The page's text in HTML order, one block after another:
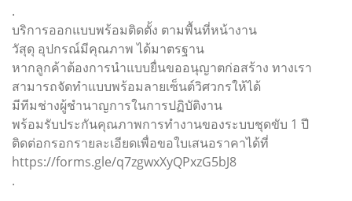
.
บริการออกแบบพร้อมติดตั้ง ตามพื้นที่หน้างาน
วัสุดุ อุปกรณ์มีคุณภาพ ได้มาตรฐาน
หากลูกค้าต้องการนำแบบยื่นขออนุญาตก่อสร้าง ทางเรา
สามารถจัดทำแบบพร้อมลายเซ็นต์วิศวกรให้ได้
มีทีมช่างผู้ชำนาญการในการปฏิบัติงาน
พร้อมรับประกันคุณภาพการทำงานของระบบชุดขับ 1 ปี
ติดต่อกรอกรายละเอียดเพื่อขอใบเสนอราคาได้ที่
https://forms.gle/q7zgwxXyQPxzG5bJ8
.